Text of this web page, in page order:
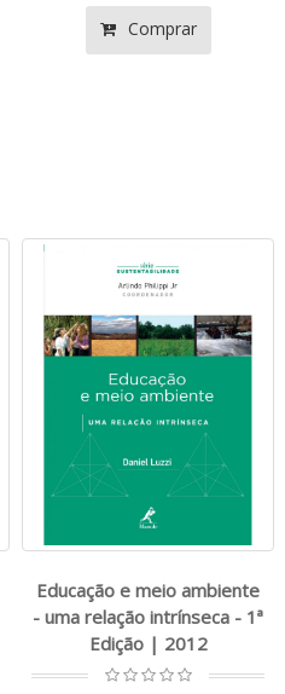
Comprar
Educação e meio ambiente
- uma relação intrínseca - 1ª
Edição | 2012